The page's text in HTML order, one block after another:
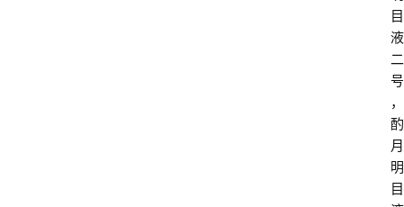
目
液
二
号
，
酌
月
明
目